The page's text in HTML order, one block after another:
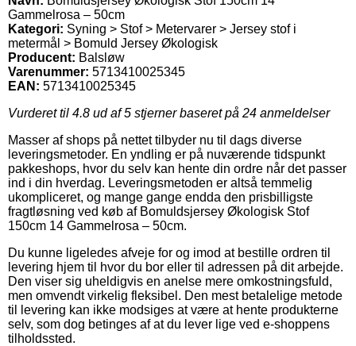
Gammelrosa – 50cm
Kategori: Syning > Stof > Metervarer > Jersey stof i
metermål > Bomuld Jersey Økologisk
Producent: Balsløw
Varenummer: 5713410025345
EAN: 5713410025345
Vurderet til 4.8 ud af 5 stjerner baseret på 24 anmeldelser
Masser af shops på nettet tilbyder nu til dags diverse
leveringsmetoder. En yndling er på nuværende tidspunkt
pakkeshops, hvor du selv kan hente din ordre når det passer
ind i din hverdag. Leveringsmetoden er altså temmelig
ukompliceret, og mange gange endda den prisbilligste
fragtløsning ved køb af Bomuldsjersey Økologisk Stof
150cm 14 Gammelrosa – 50cm.
Du kunne ligeledes afveje for og imod at bestille ordren til
levering hjem til hvor du bor eller til adressen på dit arbejde.
Den viser sig uheldigvis en anelse mere omkostningsfuld,
men omvendt virkelig fleksibel. Den mest betalelige metode
til levering kan ikke modsiges at være at hente produkterne
selv, som dog betinges af at du lever lige ved e-shoppens
tilholdssted.